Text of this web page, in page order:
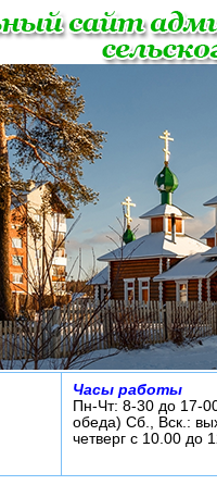
Часы работы
Пн-Чт: 8-30 до 17-
обеда) Сб., Вск.:
четверг с 10.00 до